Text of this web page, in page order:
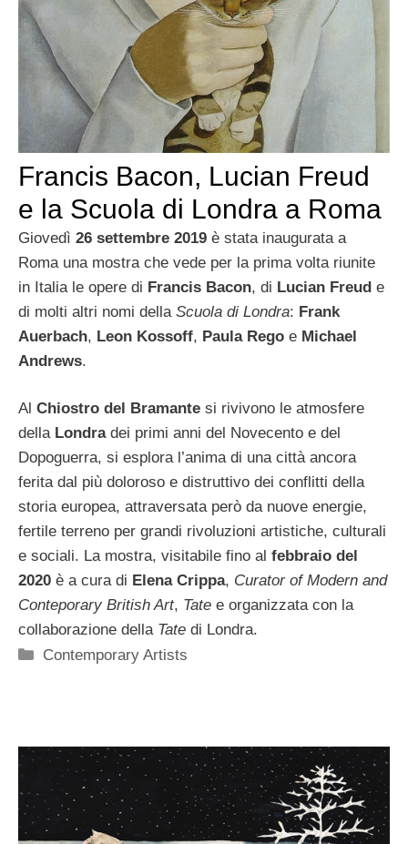
Francis Bacon, Lucian Freud
e la Scuola di Londra a Roma
Giovedì 26 settembre 2019 è stata inaugurata a
Roma una mostra che vede per la prima volta riunite
in Italia le opere di Francis Bacon, di Lucian Freud e
di molti altri nomi della Scuola di Londra: Frank
Auerbach, Leon Kossoff, Paula Rego e Michael
Andrews.
Al Chiostro del Bramante si rivivono le atmosfere
della Londradei primi anni del Novecento e del
Dopoguerra, si esplora l’anima di una città ancora
ferita dal più doloroso e distruttivo dei conflitti della
storia europea, attraversata però da nuove energie,
fertile terreno per grandi rivoluzioni artistiche, culturali
e sociali. La mostra, visitabile fino al febbraio del
2020 è a cura di Elena Crippa, Curator of Modern and
Conteporary British Art, Tate e organizzata con la
collaborazione della Tate di Londra.
Categorie
Contemporary Artists